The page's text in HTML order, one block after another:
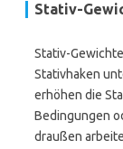
Stativ-
Stativ-
Stativhaken
erhöhen die
Bedingungen
draußen